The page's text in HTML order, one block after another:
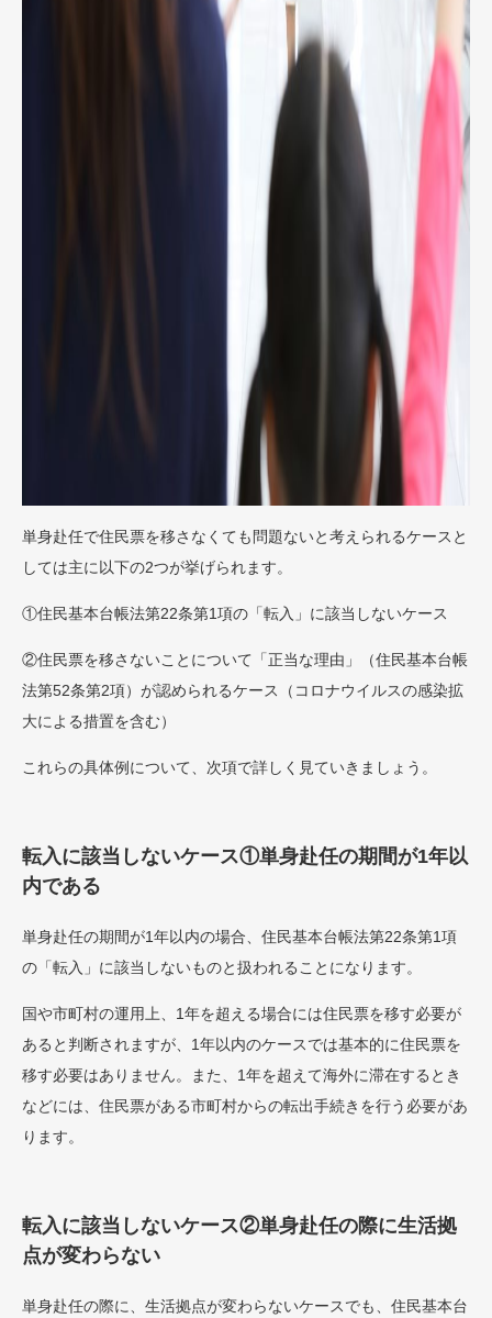
単身赴任で住民票を移さなくても問題ないと考えられるケースと
しては主に以下の2つが挙げられます。
①住民基本台帳法第22条第1項の「転入」に該当しないケース
②住民票を移さないことについて「正当な理由」（住民基本台帳
法第52条第2項）が認められるケース（コロナウイルスの感染拡
大による措置を含む）
これらの具体例について、次項で詳しく見ていきましょう。
転入に該当しないケース①単身赴任の期間が1年以
内である
単身赴任の期間が1年以内の場合、住民基本台帳法第22条第1項
の「転入」に該当しないものと扱われることになります。
国や市町村の運用上、1年を超える場合には住民票を移す必要が
あると判断されますが、1年以内のケースでは基本的に住民票を
移す必要はありません。また、1年を超えて海外に滞在するとき
などには、住民票がある市町村からの転出手続きを行う必要があ
ります。
転入に該当しないケース②単身赴任の際に生活拠
点が変わらない
単身赴任の際に、生活拠点が変わらないケースでも、住民基本台